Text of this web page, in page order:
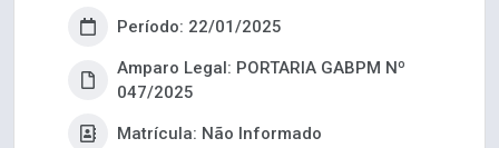
Período: 22/01/2025
Amparo Legal: PORTARIA GABPM Nº
047/2025
Matrícula: Não Informado